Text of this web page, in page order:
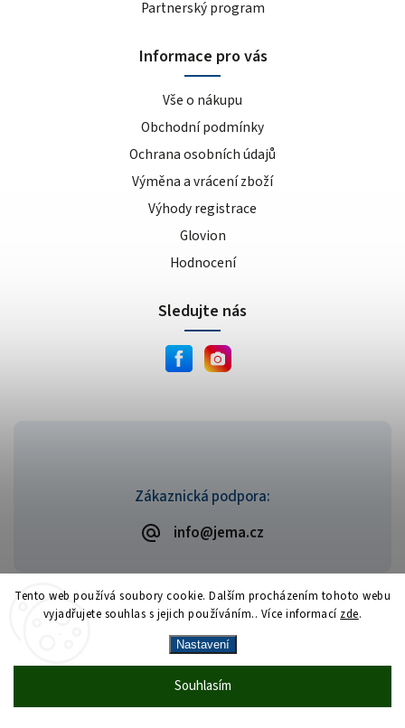
Tento web používá soubory cookie. Dalším procházením tohoto webu
vyjadřujete souhlas s jejich používáním.. Více informací zde.
Nastavení
Souhlasím
Vrácení zboží zdarma— celý srpen bez
Zákaznická podpora:
info@jema.cz
Partnerský program
Informace pro vás
Vše o nákupu
Obchodní podmínky
Ochrana osobních údajů
Výměna a vrácení zboží
Výhody registrace
Glovion
Hodnocení
Sledujte nás
Copyright 2026JEMA.cz. Všechna práva vyhrazena.
VytvořilShoptet| Design